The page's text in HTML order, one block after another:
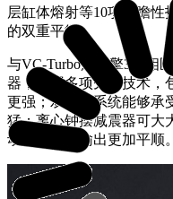
层缸体熔射等10项前瞻性
的双重平衡。
与VC-Turbo超变擎300相
器，采用多项先进技术，
更强；双油泵系统能够承
猛；离心钟摆减震器可大
动，使动力输出更加平顺。